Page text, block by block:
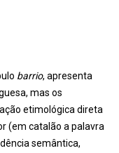
barrio, apresenta
mas os
etimológica direta
(em catalão a palavra
semântica,